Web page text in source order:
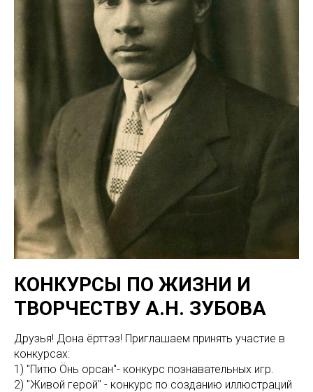
КОНКУРСЫ ПО ЖИЗНИ И
ТВОРЧЕСТВУ А.Н. ЗУБОВА
Друзья! Дона ёрттэз! Приглашаем принять участие в
конкурсах:
1) "Питю Öньӧ орсан"- конкyрс познавательных игр.
2) "Живой герой" - конкурс по созданию иллюстраций